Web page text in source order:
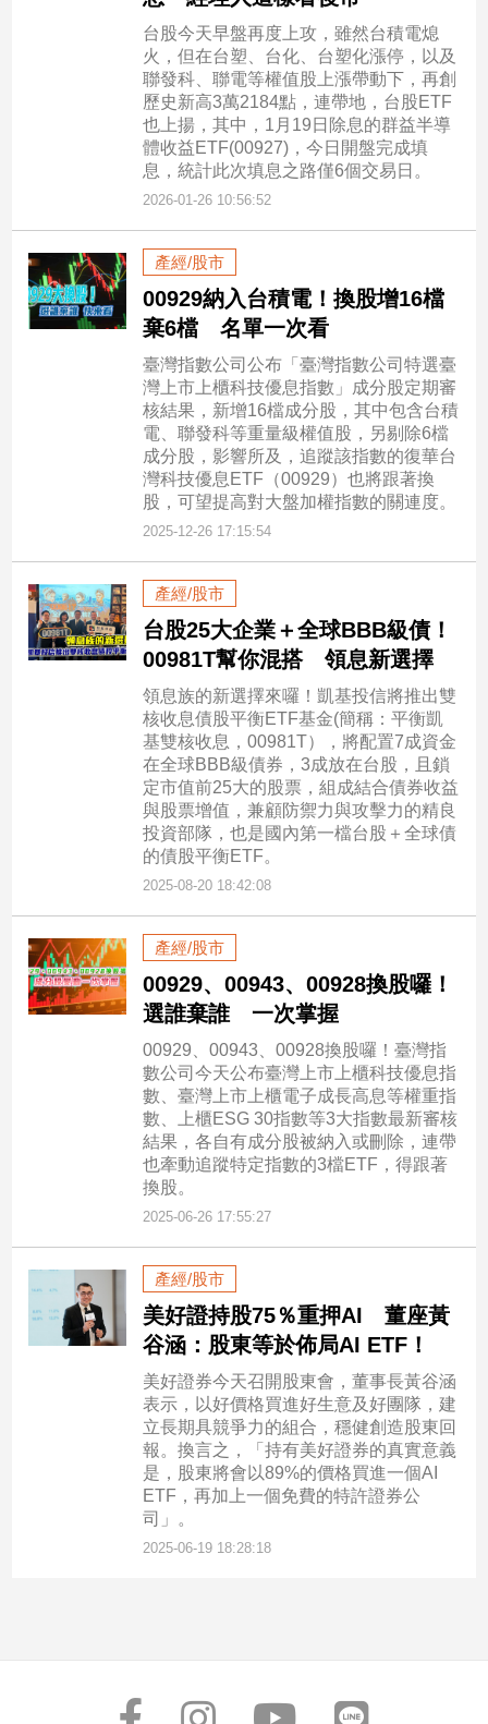
台股今天早盤再度上攻，雖然台積電熄
火，但在台塑、台化、台塑化漲停，以及
聯發科、聯電等權值股上漲帶動下，再創
歷史新高3萬2184點，連帶地，台股ETF
也上揚，其中，1月19日除息的群益半導
體收益ETF(00927)，今日開盤完成填
息，統計此次填息之路僅6個交易日。
2026-01-26 10:56:52
產經/股市
00929納入台積電！換股增16檔
棄6檔 名單一次看
臺灣指數公司公布「臺灣指數公司特選臺
灣上市上櫃科技優息指數」成分股定期審
核結果，新增16檔成分股，其中包含台積
電、聯發科等重量級權值股，另剔除6檔
成分股，影響所及，追蹤該指數的復華台
灣科技優息ETF（00929）也將跟著換
股，可望提高對大盤加權指數的關連度。
2025-12-26 17:15:54
產經/股市
台股25大企業＋全球BBB級債！
00981T幫你混搭 領息新選擇
領息族的新選擇來囉！凱基投信將推出雙
核收息債股平衡ETF基金(簡稱：平衡凱
基雙核收息，00981T），將配置7成資金
在全球BBB級債券，3成放在台股，且鎖
定市值前25大的股票，組成結合債券收益
與股票增值，兼顧防禦力與攻擊力的精良
投資部隊，也是國內第一檔台股＋全球債
的債股平衡ETF。
2025-08-20 18:42:08
產經/股市
00929、00943、00928換股囉！
選誰棄誰 一次掌握
00929、00943、00928換股囉！臺灣指
數公司今天公布臺灣上市上櫃科技優息指
數、臺灣上市上櫃電子成長高息等權重指
數、上櫃ESG 30指數等3大指數最新審核
結果，各自有成分股被納入或刪除，連帶
也牽動追蹤特定指數的3檔ETF，得跟著
換股。
2025-06-26 17:55:27
產經/股市
美好證持股75％重押AI 董座黃
谷涵：股東等於佈局AI ETF！
美好證券今天召開股東會，董事長黃谷涵
表示，以好價格買進好生意及好團隊，建
立長期具競爭力的組合，穩健創造股東回
報。換言之，「持有美好證券的真實意義
是，股東將會以89%的價格買進一個AI
ETF，再加上一個免費的特許證券公
司」。
2025-06-19 18:28:18